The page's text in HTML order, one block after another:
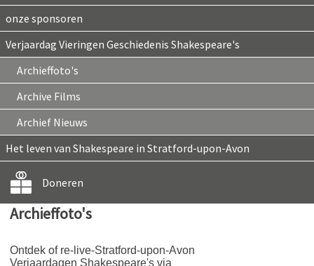
onze sponsoren
Verjaardag Vieringen Geschiedenis Shakespeare's
Archieffoto's
Archive Films
Archief Nieuws
Het leven van Shakespeare in Stratford-upon-Avon
Doneren
Archieffoto's
Ontdek of re-live-Stratford-upon-Avon
Verjaardagen Shakespeare's via